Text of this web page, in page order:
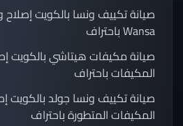
صيانة تكييف ونسا بالكويت
Wansa باحتراف
صيانة مكيفات هيتاشي بالكويت
المكيفات باحتراف
صيانة تكييف ونسا جولد بالكويت
المكيفات المتطورة باحتراف